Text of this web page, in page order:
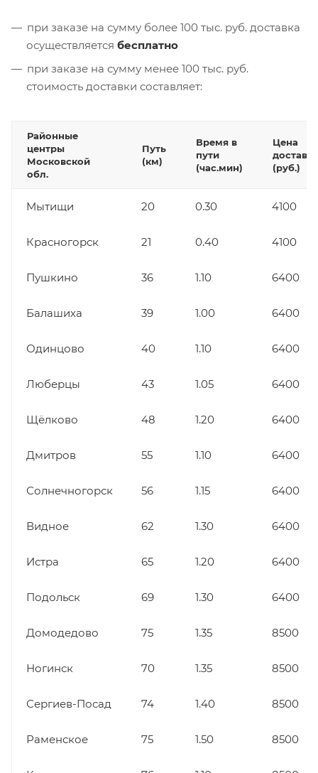
при заказе на сумму более 100 тыс. руб. доставка
осуществляется бесплатно
при заказе на сумму менее 100 тыс. руб.
стоимость доставки составляет:
Районные
центры
Московской
обл.
Путь
(км)
Время в
пути
(час.мин)
Цена
(руб.)
Мытищи 20 0.30 4100
Красногорск 21 0.40 4100
Пушкино 36 1.10 6400
Балашиха 39 1.00 6400
Одинцово 40 1.10 6400
Люберцы 43 1.05 6400
Щёлково 48 1.20 6400
Дмитров 55 1.10 6400
Солнечногорск 56 1.15 6400
Видное 62 1.30 6400
Истра 65 1.20 6400
Подольск 69 1.30 6400
Домодедово 75 1.35 8500
Ногинск 70 1.35 8500
Сергиев-Посад 74 1.40 8500
Раменское 75 1.50 8500